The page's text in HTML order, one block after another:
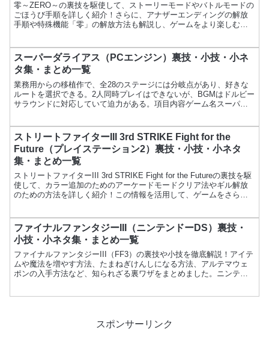
零～ZERO～の裏技を駆使して、ストーリーモードやバトルモードの
ごほうび手順を詳しく紹介！さらに、アナザーエンディングの解放
手順や特殊機能「零」の解放方法も解説し、ゲームをより楽しむた
スーパーダライアス（PCエンジン）裏技・小技・小ネ
タ集・まとめ一覧
業務用からの移植作で、全28のステージには分岐点があり、好きな
ルートを選択できる。2人同時プレイはできないが、BGMはドルビー
サラウンドに対応していて迫力がある。項目内容ゲーム名スーパー
ストリートファイターIII 3rd STRIKE Fight for the
Future（プレイステーション2）裏技・小技・小ネタ
集・まとめ一覧
ストリートファイターIII 3rd STRIKE Fight for the Futureの裏技を駆
使して、カラー追加のためのアーケードモードクリア法やギル解放
のための方法を詳しく紹介！この情報を活用して、ゲームをさらに
ファイナルファンタジーIII（ニンテンドーDS）裏技・
小技・小ネタ集・まとめ一覧
ファイナルファンタジーIII（FF3）の裏技や小技を徹底解説！アイテ
ムや魔法を増やす方法、たまねぎけんしになる方法、アルテマウェ
ポンの入手方法など、知られざる裏ワザをまとめました。ニンテン
スポンサーリンク